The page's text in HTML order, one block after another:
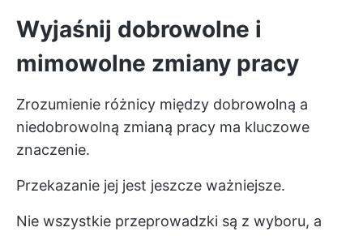
Wyjaśnij dobrowolne i
mimowolne zmiany pracy
Zrozumienie różnicy między dobrowolną a
niedobrowolną zmianą pracy ma kluczowe
znaczenie.
Przekazanie jej jest jeszcze ważniejsze.
Nie wszystkie przeprowadzki są z wyboru, a